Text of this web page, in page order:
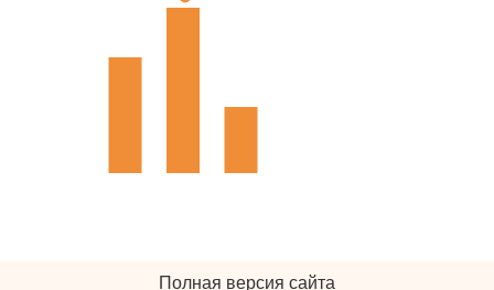
Полная версия сайта